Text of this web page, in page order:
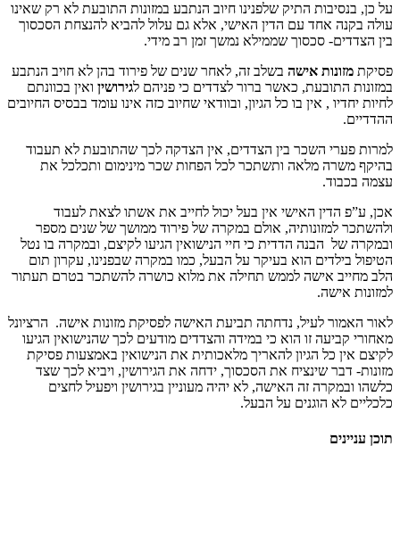
התיק שלפנינו חיוב הנתבע במזונות התובעת לא רק שאינו
אחד עם הדין האישי, אלא גם עלול להביא להנצחת הסכסוך
סכסוך שממילא נמשך זמן רב מידי.
אישהבשלב זה, לאחר שנים של פירוד בהן לא חויב הנתבע
כאשר ברור לצדדים כי פניהם ל גירושיןואין בכוונתם
, אין בו כל הגיון, ובוודאי שחיוב כזה אינו עומד בבסיס החיובים
השכר בין הצדדים, אין הצדקה לכך שהתובעת לא תעבוד
מלאה ותשתכר לכל הפחות שכר מינימום ותכלכל את
האישי אין בעל יכול לחייב את אשתו לצאת לעבוד
אולם במקרה של פירוד ממושך של שנים מספר
הבנה הדדית כי חיי הנישואין הגיעו לקיצם, ובמקרה בו נטל
הוא בעיקר על הבעל, כמו במקרה שבפנינו, עקרון תום
אישה לממש תחילה את מלוא כושרה להשתכר בטרם תעתור
לעיל, נדחתה תביעת האישה לפסיקת מזונות אישה. הרציונל
זו הוא כי במידה והצדדים מודעים לכך שהנישואין הגיעו
כל הגיון להאריך מלאכותית את הנישואין באמצעות פסיקת
שינציח את הסכסוך, ידחה את הגירושין, ויביא לכך שצד
זה האישה, לא יהיה מעוניין בגירושין ויפעיל לחצים
הוגנים על הבעל.